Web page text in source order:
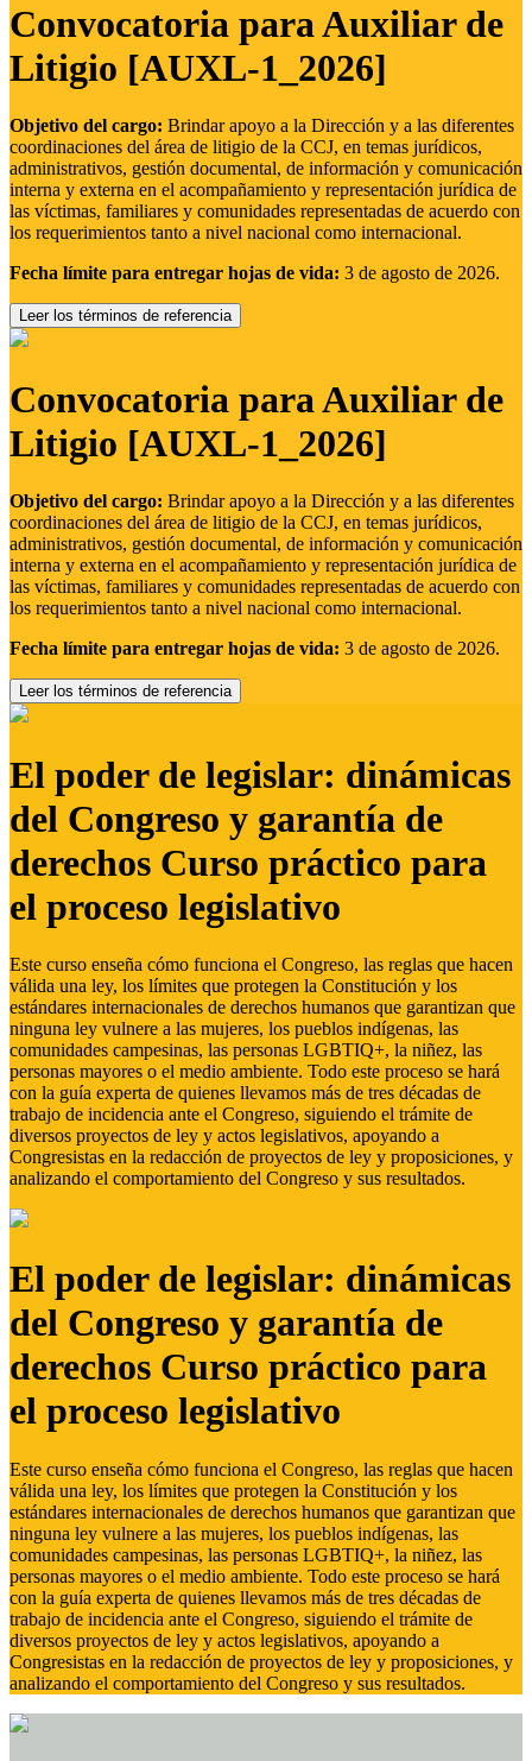
Convocatoria para Auxiliar de
Litigio [AUXL-1_2026]
Objetivo del cargo: Brindar apoyo a la Dirección y a las diferentes
coordinaciones del área de litigio de la CCJ, en temas jurídicos,
administrativos, gestión documental, de información y comunicación
interna y externa en el acompañamiento y representación jurídica de
las víctimas, familiares y comunidades representadas de acuerdo con
los requerimientos tanto a nivel nacional como internacional.
Fecha límite para entregar hojas de vida: 3 de agosto de 2026.
Leer los términos de referencia
Convocatoria para Auxiliar de
Litigio [AUXL-1_2026]
Objetivo del cargo: Brindar apoyo a la Dirección y a las diferentes
coordinaciones del área de litigio de la CCJ, en temas jurídicos,
administrativos, gestión documental, de información y comunicación
interna y externa en el acompañamiento y representación jurídica de
las víctimas, familiares y comunidades representadas de acuerdo con
los requerimientos tanto a nivel nacional como internacional.
Fecha límite para entregar hojas de vida: 3 de agosto de 2026.
Leer los términos de referencia
El poder de legislar: dinámicas
del Congreso y garantía de
derechos Curso práctico para
el proceso legislativo
Este curso enseña cómo funciona el Congreso, las reglas que hacen
válida una ley, los límites que protegen la Constitución y los
estándares internacionales de derechos humanos que garantizan que
ninguna ley vulnere a las mujeres, los pueblos indígenas, las
comunidades campesinas, las personas LGBTIQ+, la niñez, las
personas mayores o el medio ambiente. Todo este proceso se hará
con la guía experta de quienes llevamos más de tres décadas de
trabajo de incidencia ante el Congreso, siguiendo el trámite de
diversos proyectos de ley y actos legislativos, apoyando a
Congresistas en la redacción de proyectos de ley y proposiciones, y
analizando el comportamiento del Congreso y sus resultados.
El poder de legislar: dinámicas
del Congreso y garantía de
derechos Curso práctico para
el proceso legislativo
Este curso enseña cómo funciona el Congreso, las reglas que hacen
válida una ley, los límites que protegen la Constitución y los
estándares internacionales de derechos humanos que garantizan que
ninguna ley vulnere a las mujeres, los pueblos indígenas, las
comunidades campesinas, las personas LGBTIQ+, la niñez, las
personas mayores o el medio ambiente. Todo este proceso se hará
con la guía experta de quienes llevamos más de tres décadas de
trabajo de incidencia ante el Congreso, siguiendo el trámite de
diversos proyectos de ley y actos legislativos, apoyando a
Congresistas en la redacción de proyectos de ley y proposiciones, y
analizando el comportamiento del Congreso y sus resultados.